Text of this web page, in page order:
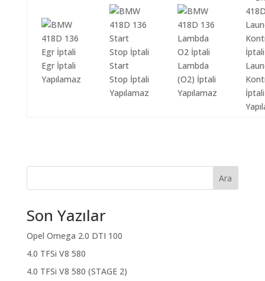
Egr İptali
Yapılamaz
Start
Stop İptali
Yapılamaz
Lambda
(O2) İptali
Yapılamaz
İptali
Ara
Son Yazılar
Opel Omega 2.0 DTI 100
4.0 TFSi V8 580
4.0 TFSi V8 580 (STAGE 2)